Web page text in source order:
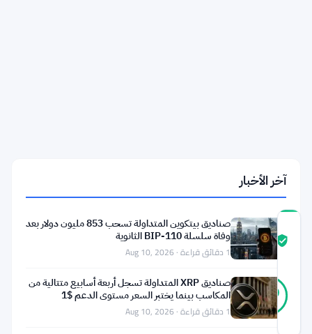
السباق
درجة
ثقة
المجتمع
موثّق
90
%
حقيقي
موثّق
أصوات
آخر تحديث 2 أشهر مضت
آخر الأخبار
صناديق بيتكوين المتداولة تسحب 853 مليون دولار بعد
وفاة سلسلة BIP-110 الثانوية
1 دقائق قراءة · Aug 10, 2026
صناديق XRP المتداولة تسجل أربعة أسابيع متتالية من
المكاسب بينما يختبر السعر مستوى الدعم $1
1 دقائق قراءة · Aug 10, 2026